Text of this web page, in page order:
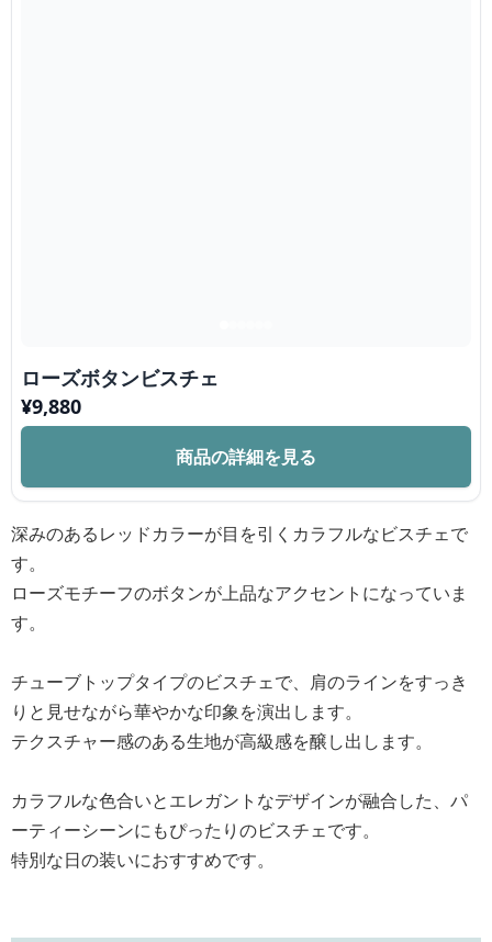
ローズボタンビスチェ
¥9,880
商品の詳細を見る
深みのあるレッドカラーが目を引くカラフルなビスチェで
す。
ローズモチーフのボタンが上品なアクセントになっていま
す。
チューブトップタイプのビスチェで、肩のラインをすっき
りと見せながら華やかな印象を演出します。
テクスチャー感のある生地が高級感を醸し出します。
カラフルな色合いとエレガントなデザインが融合した、パ
ーティーシーンにもぴったりのビスチェです。
特別な日の装いにおすすめです。